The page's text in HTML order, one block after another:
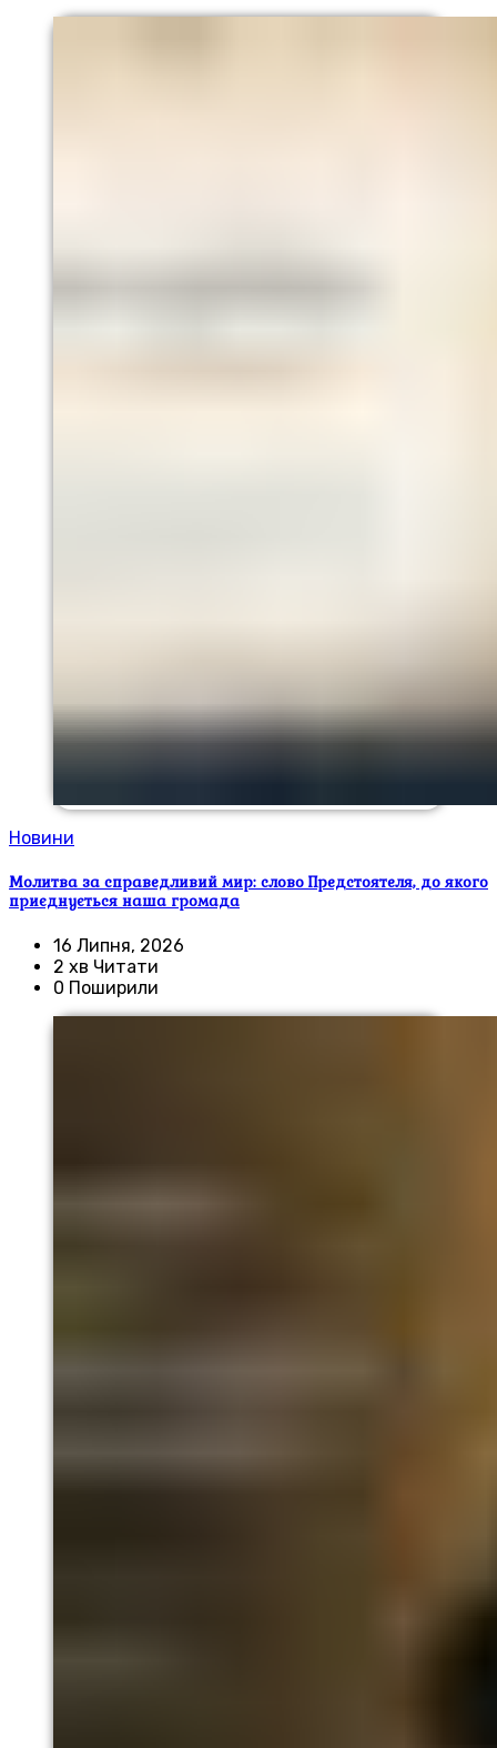
Новини
Молитва за справедливий мир: слово Предстоятеля, до якого
приєднується наша громада
16 Липня, 2026
2 хв Читати
0 Поширили